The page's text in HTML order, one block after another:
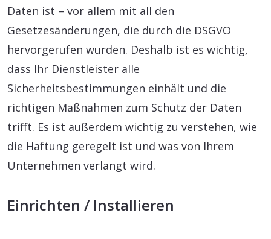
Daten ist – vor allem mit all den
Gesetzesänderungen, die durch die DSGVO
hervorgerufen wurden. Deshalb ist es wichtig,
dass Ihr Dienstleister alle
Sicherheitsbestimmungen einhält und die
richtigen Maßnahmen zum Schutz der Daten
trifft. Es ist außerdem wichtig zu verstehen, wie
die Haftung geregelt ist und was von Ihrem
Unternehmen verlangt wird.
Einrichten / Installieren